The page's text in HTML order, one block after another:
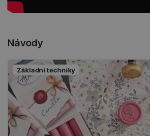
Návody
Základní techniky